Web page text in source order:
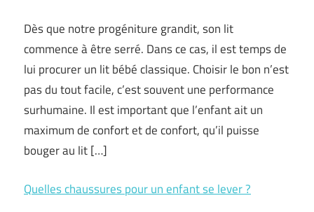
Dès que notre progéniture grandit, son lit
commence à être serré. Dans ce cas, il est temps de
lui procurer un lit bébé classique. Choisir le bon n’est
pas du tout facile, c’est souvent une performance
surhumaine. Il est important que l’enfant ait un
maximum de confort et de confort, qu’il puisse
bouger au lit […]
Quelles chaussures pour un enfant se lever ?